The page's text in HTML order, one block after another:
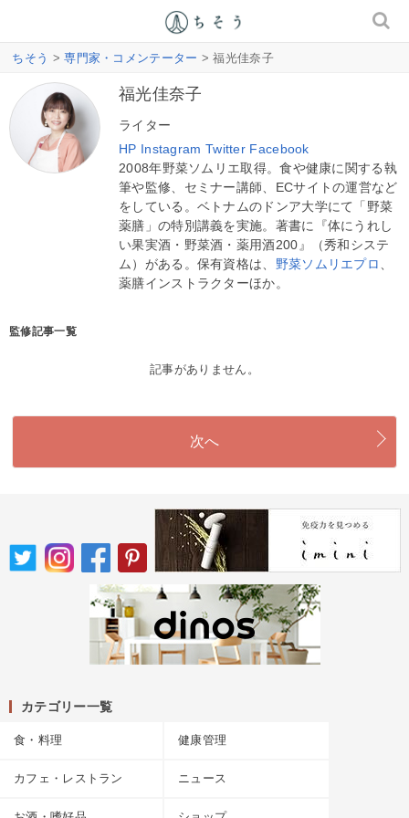
ちそう >専門家・コメンテーター > 福光佳奈子
福光佳奈子
ライター
HP Instagram Twitter Facebook
2008年野菜ソムリエ取得。食や健康に関する執
筆や監修、セミナー講師、ECサイトの運営など
をしている。ベトナムのドンア大学にて「野菜
薬膳」の特別講義を実施。著書に『体にうれし
い果実酒・野菜酒・薬用酒200』（秀和システ
ム）がある。保有資格は、 野菜ソムリエプロ
薬膳インストラクターほか。
監修記事一覧
記事がありません。
次へ
カテゴリー一覧
食・料理 健康管理
カフェ・レストラン ニュース